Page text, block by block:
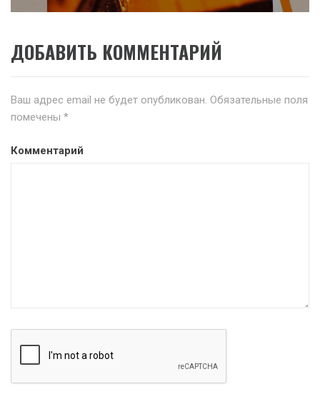
ДОБАВИТЬ КОММЕНТАРИЙ
Ваш адрес email не будет опубликован. Обязательные поля
помечены *
Комментарий